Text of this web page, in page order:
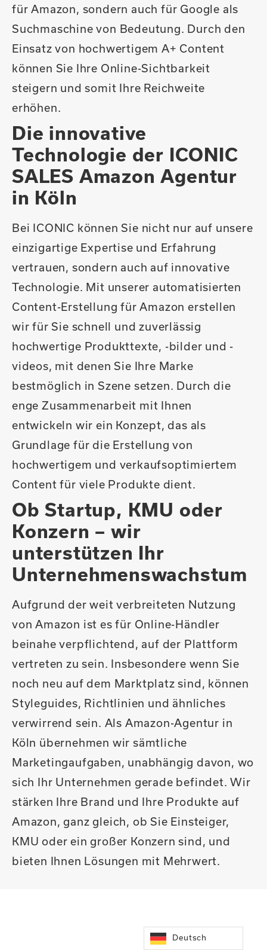
für Amazon, sondern auch für Google als
Suchmaschine von Bedeutung. Durch den
Einsatz von hochwertigem A+ Content
können Sie Ihre Online-Sichtbarkeit
steigern und somit Ihre Reichweite
erhöhen.
Die innovative
Technologie der ICONIC
SALES Amazon Agentur
in Köln
Bei ICONIC können Sie nicht nur auf unsere
einzigartige Expertise und Erfahrung
vertrauen, sondern auch auf innovative
Technologie. Mit unserer automatisierten
Content-Erstellung für Amazon erstellen
wir für Sie schnell und zuverlässig
hochwertige Produkttexte, -bilder und -
videos, mit denen Sie Ihre Marke
bestmöglich in Szene setzen. Durch die
enge Zusammenarbeit mit Ihnen
entwickeln wir ein Konzept, das als
Grundlage für die Erstellung von
hochwertigem und verkaufsoptimiertem
Content für viele Produkte dient.
Ob Startup, KMU oder
Konzern – wir
unterstützen Ihr
Unternehmens­wachstum
Aufgrund der weit verbreiteten Nutzung
von Amazon ist es für Online-Händler
beinahe verpflichtend, auf der Plattform
vertreten zu sein. Insbesondere wenn Sie
noch neu auf dem Marktplatz sind, können
Styleguides, Richtlinien und ähnliches
verwirrend sein. Als Amazon-Agentur in
Köln übernehmen wir sämtliche
Marketingaufgaben, unabhängig davon, wo
sich Ihr Unternehmen gerade befindet. Wir
stärken Ihre Brand und Ihre Produkte auf
Amazon, ganz gleich, ob Sie Einsteiger,
KMU oder ein großer Konzern sind, und
bieten Ihnen Lösungen mit Mehrwert.
Deutsch